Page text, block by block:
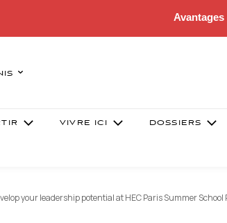
Avantages
VIVRE ICI DOSSIERS
your leadership potential at HEC Paris Summer School